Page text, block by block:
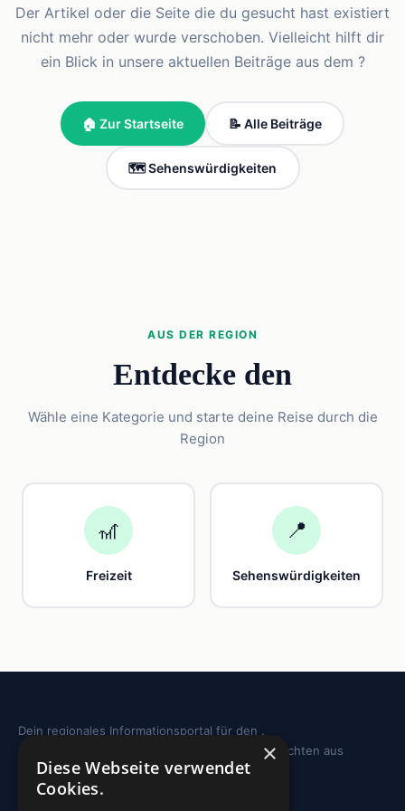
Der Artikel oder die Seite die du gesucht hast existiert
nicht mehr oder wurde verschoben. Vielleicht hilft dir
ein Blick in unsere aktuellen Beiträge aus dem ?
🏠 Zur Startseite 📝 Alle Beiträge
🗺️ Sehenswürdigkeiten
AUS DER REGION
Entdecke den
Wähle eine Kategorie und starte deine Reise durch die
Region
🎢
Freizeit
📍
Sehenswürdigkeiten
Dein regionales Informationsportal für den .
Sehenswürdigkeiten, Ausflugstipps und Geschichten aus
deiner Region.
×
Diese Webseite verwendet
Cookies.